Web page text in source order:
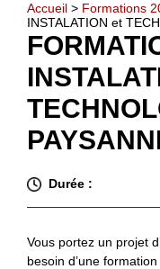
Accueil > Formations
INSTALATION et
Durée :
Vous portez un projet
besoin d’une